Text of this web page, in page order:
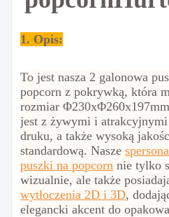
1. Opis:
To jest nasza 2 galonowa
popcorn z pokrywką, która
rozmiar
jest z żywymi i
druku, a także wysoką
standardową. Nasze
puszki na popcorn nie tylko
wizualnie, ale także
wytłoczenia 2D i 3D,
elegancki akcent do